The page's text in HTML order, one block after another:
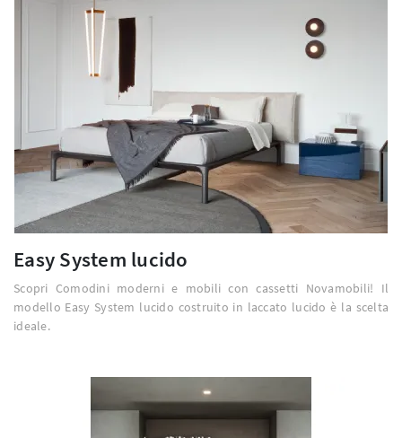
Easy System lucido
Scopri Comodini moderni e mobili con cassetti Novamobili! Il
modello Easy System lucido costruito in laccato lucido è la scelta
ideale.